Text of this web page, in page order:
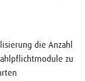
die Anzahl
zu